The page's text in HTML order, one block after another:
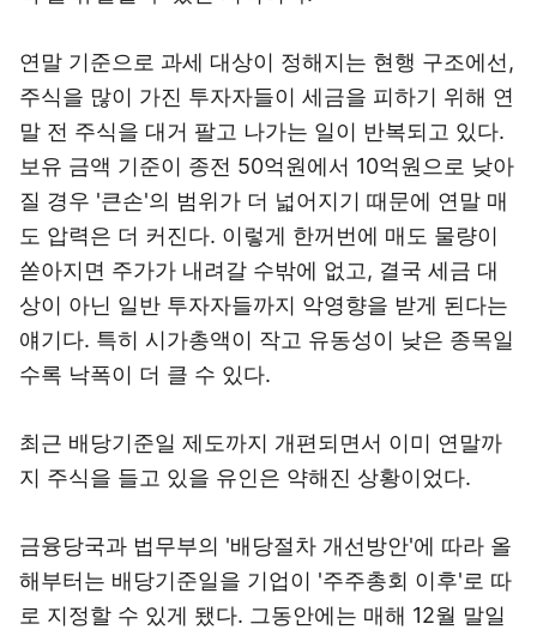
연말 기준으로 과세 대상이 정해지는 현행 구조에선,
주식을 많이 가진 투자자들이 세금을 피하기 위해 연
말 전 주식을 대거 팔고 나가는 일이 반복되고 있다.
보유 금액 기준이 종전 50억원에서 10억원으로 낮아
질 경우 '큰손'의 범위가 더 넓어지기 때문에 연말 매
도 압력은 더 커진다. 이렇게 한꺼번에 매도 물량이
쏟아지면 주가가 내려갈 수밖에 없고, 결국 세금 대
상이 아닌 일반 투자자들까지 악영향을 받게 된다는
얘기다. 특히 시가총액이 작고 유동성이 낮은 종목일
수록 낙폭이 더 클 수 있다.
최근 배당기준일 제도까지 개편되면서 이미 연말까
지 주식을 들고 있을 유인은 약해진 상황이었다.
금융당국과 법무부의 '배당절차 개선방안'에 따라 올
해부터는 배당기준일을 기업이 '주주총회 이후'로 따
로 지정할 수 있게 됐다. 그동안에는 매해 12월 말일